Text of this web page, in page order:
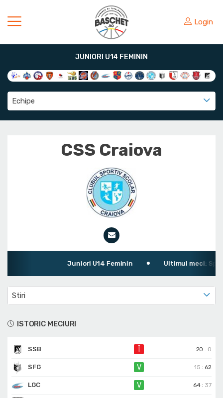
Login
JUNIORI U14 FEMININ
Echipe
CSS Craiova
Juniori U14 Feminin Ultimul meci:
Stiri
ISTORIC MECIURI
SSB 20 : 0
SFG V 15 : 62
LGC V 64 : 37